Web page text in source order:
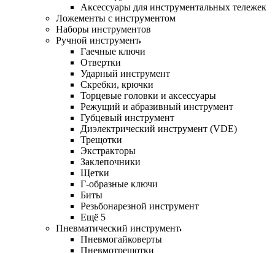
Аксессуары для инструментальных тележек
Ложементы с инструментом
Наборы инструментов
Ручной инструмент
Гаечные ключи
Отвертки
Ударный инструмент
Скребки, крючки
Торцевые головки и аксессуары
Режущий и абразивный инструмент
Губцевый инструмент
Диэлектрический инструмент (VDE)
Трещотки
Экстракторы
Заклепочники
Щетки
Г-образные ключи
Биты
Резьбонарезной инструмент
Ещё 5
Пневматический инструмент
Пневмогайковерты
Пневмотрещотки